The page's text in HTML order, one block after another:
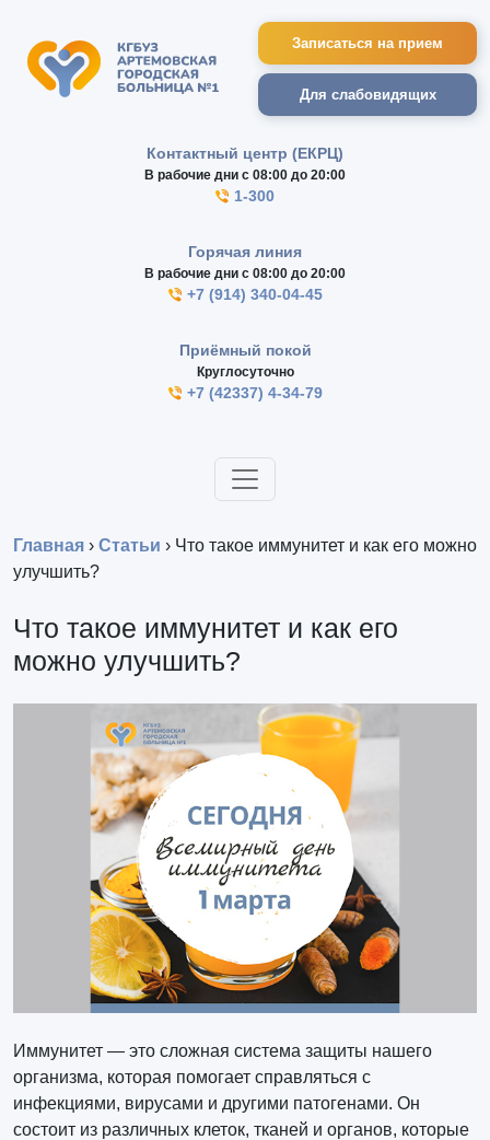
Записаться на прием
Для слабовидящих
Контактный центр (ЕКРЦ)
В рабочие дни с 08:00 до 20:00
1-300
Горячая линия
В рабочие дни с 08:00 до 20:00
+7 (914) 340-04-45
Приёмный покой
Круглосуточно
+7 (42337) 4-34-79
Главная › Статьи › Что такое иммунитет и как его можно
улучшить?
Что такое иммунитет и как его
можно улучшить?
Иммунитет — это сложная система защиты нашего
организма, которая помогает справляться с
инфекциями, вирусами и другими патогенами. Он
состоит из различных клеток, тканей и органов, которые